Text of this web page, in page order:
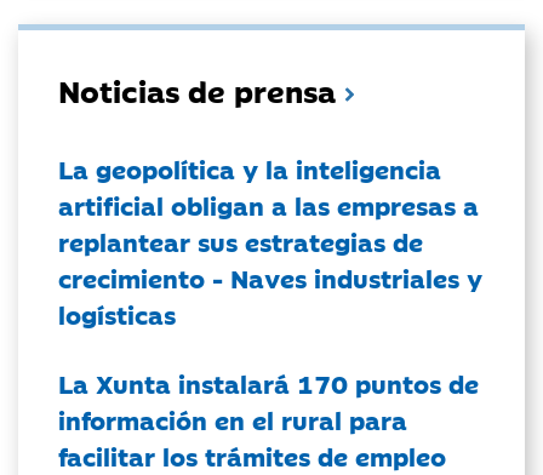
Noticias de prensa
La geopolítica y la inteligencia
artificial obligan a las empresas a
replantear sus estrategias de
crecimiento - Naves industriales y
logísticas
La Xunta instalará 170 puntos de
información en el rural para
facilitar los trámites de empleo